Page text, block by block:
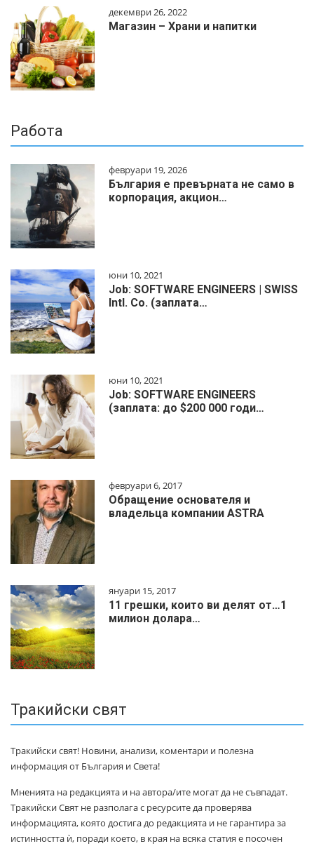
декември 26, 2022
Магазин – Храни и напитки
Работа
февруари 19, 2026
България е превърната не само в
корпорация, акцион…
юни 10, 2021
Job: SOFTWARE ENGINEERS | SWISS
Intl. Co. (заплата…
юни 10, 2021
Job: SOFTWARE ENGINEERS
(заплата: до $200 000 годи…
февруари 6, 2017
Обращение основателя и
владельца компании ASTRA
януари 15, 2017
11 грешки, които ви делят от…1
милиoн дoлapa…
Тракийски свят
Тракийски свят! Новини, анализи, коментари и полезна
информация от България и Света!
Мненията на редакцията и на автора/ите могат да не съвпадат.
Тракийски Свят не разполага с ресурсите да проверява
информацията, която достига до редакцията и не гарантира за
истинността ѝ, поради което, в края на всяка статия е посочен